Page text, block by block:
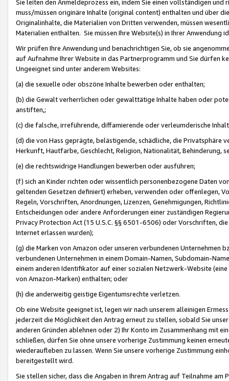
Sie leiten den Anmeldeprozess ein, indem Sie einen vollständigen
muss/müssen originäre Inhalte (original content) enthalten und über
Originalinhalte, die Materialien von Dritten verwenden, müssen
Materialien enthalten. Sie müssen Ihre Website(s) in Ihrer Anwendung
Wir prüfen Ihre Anwendung und benachrichtigen Sie, ob sie
auf Aufnahme Ihrer Website in das Partnerprogramm und Sie dürfen
Ungeeignet sind unter anderem Websites:
(a) die sexuelle oder obszöne Inhalte bewerben oder enthalten;
(b) die Gewalt verherrlichen oder gewalttätige Inhalte haben oder
anstiften,;
(c) die falsche, irreführende, diffamierende oder verleumderische
(d) die von Hass geprägte, belästigende, schädliche, die Privatsphäre
Herkunft, Hautfarbe, Geschlecht, Religion, Nationalität, Behinderung,
(e) die rechtswidrige Handlungen bewerben oder ausführen;
(f) sich an Kinder richten oder wissentlich personenbezogene Daten
geltenden Gesetzen definiert) erheben, verwenden oder offenlegen,
Regeln, Vorschriften, Anordnungen, Lizenzen, Genehmigungen,
Entscheidungen oder andere Anforderungen einer zuständigen
Privacy Protection Act (15 U.S.C. §§ 6501-6506) oder Vorschriften,
Internet erlassen wurden);
(g) die Marken von Amazon oder unseren verbundenen Unternehmen
verbundenen Unternehmen in einem Domain-Namen, Subdomain-
einem anderen Identifikator auf einer sozialen Netzwerk-Website
von Amazon-Marken) enthalten; oder
(h) die anderweitig geistige Eigentumsrechte verletzen.
Ob eine Website geeignet ist, legen wir nach unserem alleinigen
jederzeit die Möglichkeit den Antrag erneut zu stellen, sobald Sie
anderen Gründen ablehnen oder 2) Ihr Konto im Zusammenhang mit
schließen, dürfen Sie ohne unsere vorherige Zustimmung keinen
wiederaufleben zu lassen. Wenn Sie unsere vorherige Zustimmung
bereitgestellt wird.
Sie stellen sicher, dass die Angaben in Ihrem Antrag auf Teilnahme